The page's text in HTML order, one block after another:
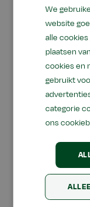
verkorten”
komt en dat
het voedsel
beleefd
De mensen
onderzoek
aanschaf
We
website
alle
plaatsen
cookies en
gebruikt
categorie
ons